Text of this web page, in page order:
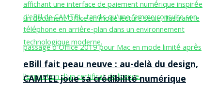
eBill fait peau neuve : au-delà du design,
CAMTEL joue sa crédibilité numérique